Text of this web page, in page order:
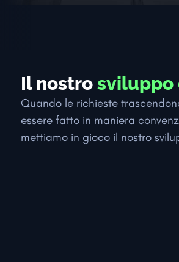
Il nostro sviluppo
Quando le richieste
essere fatto in maniera
mettiamo in gioco il nostro